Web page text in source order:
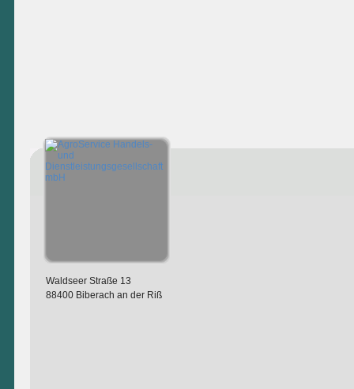
Waldseer Straße 13
88400 Biberach an der Riß